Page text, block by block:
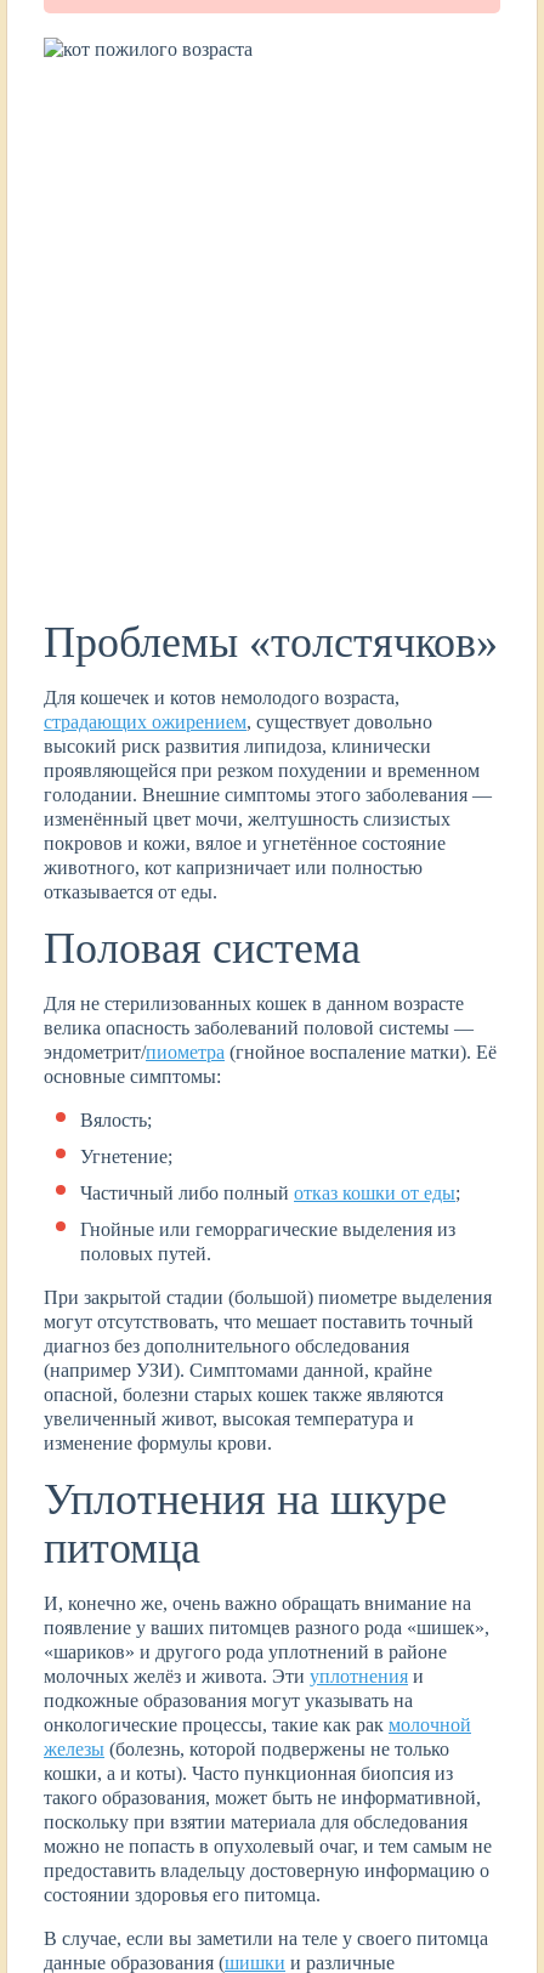
Проблемы «толстячков»
Для кошечек и котов немолодого возраста,
страдающих ожирением, существует довольно
высокий риск развития липидоза, клинически
проявляющейся при резком похудении и временном
голодании. Внешние симптомы этого заболевания —
изменённый цвет мочи, желтушность слизистых
покровов и кожи, вялое и угнетённое состояние
животного, кот капризничает или полностью
отказывается от еды.
Половая система
Для не стерилизованных кошек в данном возрасте
велика опасность заболеваний половой системы —
эндометрит/пиометра (гнойное воспаление матки). Её
основные симптомы:
Вялость;
Угнетение;
Частичный либо полный отказ кошки от еды;
Гнойные или геморрагические выделения из
половых путей.
При закрытой стадии (большой) пиометре выделения
могут отсутствовать, что мешает поставить точный
диагноз без дополнительного обследования
(например УЗИ). Симптомами данной, крайне
опасной, болезни старых кошек также являются
увеличенный живот, высокая температура и
изменение формулы крови.
Уплотнения на шкуре
питомца
И, конечно же, очень важно обращать внимание на
появление у ваших питомцев разного рода «шишек»,
«шариков» и другого рода уплотнений в районе
молочных желёз и живота. Эти уплотнения и
подкожные образования могут указывать на
онкологические процессы, такие как рак молочной
железы (болезнь, которой подвержены не только
кошки, а и коты). Часто пункционная биопсия из
такого образования, может быть не информативной,
поскольку при взятии материала для обследования
можно не попасть в опухолевый очаг, и тем самым не
предоставить владельцу достоверную информацию о
состоянии здоровья его питомца.
В случае, если вы заметили на теле у своего питомца
данные образования (шишки и различные